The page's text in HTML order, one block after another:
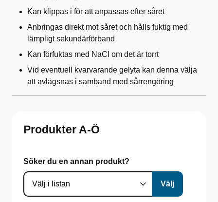
Kan klippas i för att anpassas efter såret
Anbringas direkt mot såret och hålls fuktig med
lämpligt sekundärförband
Kan förfuktas med NaCl om det är torrt
Vid eventuell kvarvarande gelyta kan denna välja
att avlägsnas i samband med sårrengöring
Produkter A-Ö
Söker du en annan produkt?